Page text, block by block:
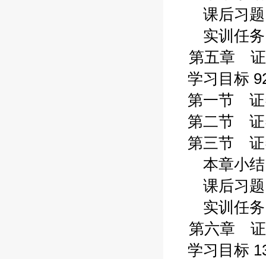
课后习题
实训任务
第五章 证
学习目标
第一节 证
第二节 证
第三节 证
本章小结
课后习题
实训任务
第六章 证
学习目标